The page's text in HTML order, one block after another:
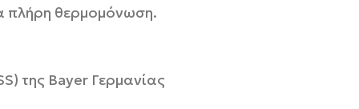
πλήρη θερμομόνωση.
της Bayer Γερμανίας